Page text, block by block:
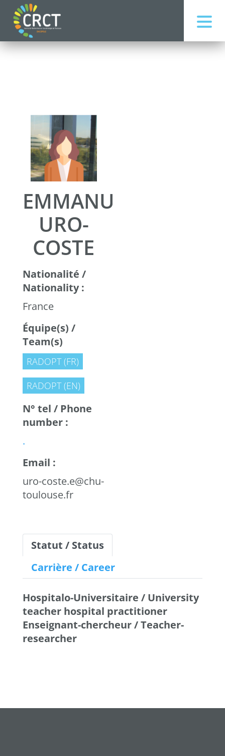
EMMANUELLE
URO-
COSTE
Nationalité /
Nationality :
France
Équipe(s) /
Team(s)
RADOPT (FR)
RADOPT (EN)
N° tel / Phone
number :
.
Email :
uro-coste.e@chu-
toulouse.fr
Statut / Status
Carrière / Career
Hospitalo-Universitaire / University
teacher hospital practitioner
Enseignant-chercheur / Teacher-
researcher